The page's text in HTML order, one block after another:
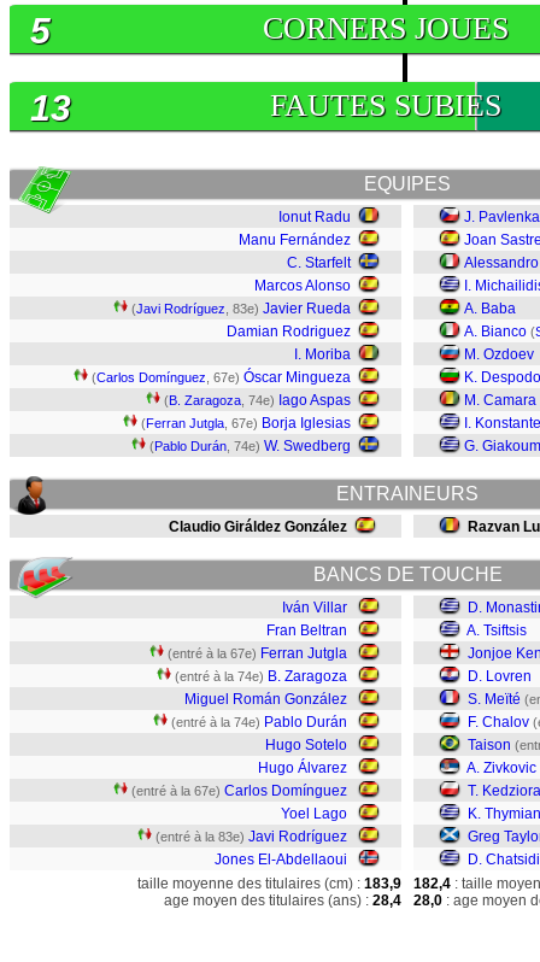
CORNERS JOUES
5
FAUTES SUBIES
13
EQUIPES
Ionut Radu
Manu Fernández
C. Starfelt
Marcos Alonso
(Javi Rodríguez , 83e) Javier Rueda
Damian Rodriguez
I. Moriba
(Carlos Domínguez , 67e) Óscar Mingueza
(B. Zaragoza , 74e) Iago Aspas
(Ferran Jutgla , 67e) Borja Iglesias
(Pablo Durán , 74e) W. Swedberg
J. Pavlenka
Joan
I.
A. Baba
A. Bianco (
M. Ozdoev
K.
M. Camara
I.
G.
ENTRAINEURS
Claudio Giráldez González Razvan
BANCS DE TOUCHE
Iván Villar
Fran Beltran
(entré à la 67e) Ferran Jutgla
(entré à la 74e) B. Zaragoza
Miguel Román González
(entré à la 74e) Pablo Durán
Hugo Sotelo
Hugo Álvarez
(entré à la 67e) Carlos Domínguez
Yoel Lago
(entré à la 83e) Javi Rodríguez
Jones El-Abdellaoui
D.
A. Tsiftsis
Jonjoe
D. Lovren
S. Meïté
F. Chalov
Taison
A. Zivkovic
T. Kedziora
K.
Greg
D.
taille moyenne des titulaires (cm) : 183,9
age moyen des titulaires (ans) : 28,4
182,4 : taille
28,0 : age moyen